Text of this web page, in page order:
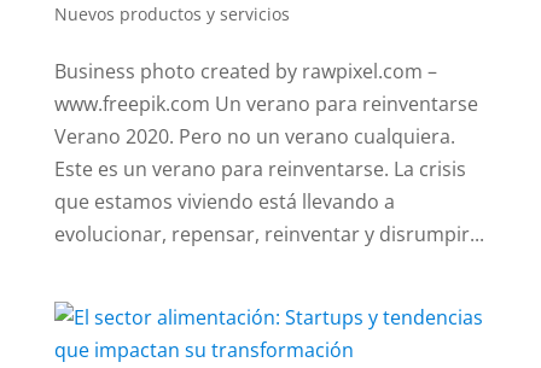
Nuevos productos y servicios
Business photo created by rawpixel.com –
www.freepik.com Un verano para reinventarse
Verano 2020. Pero no un verano cualquiera.
Este es un verano para reinventarse. La crisis
que estamos viviendo está llevando a
evolucionar, repensar, reinventar y disrumpir...